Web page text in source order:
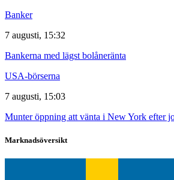
Banker
7 augusti, 15:32
Bankerna med lägst bolåneränta
USA-börserna
7 augusti, 15:03
Munter öppning att vänta i New York efter
Marknadsöversikt